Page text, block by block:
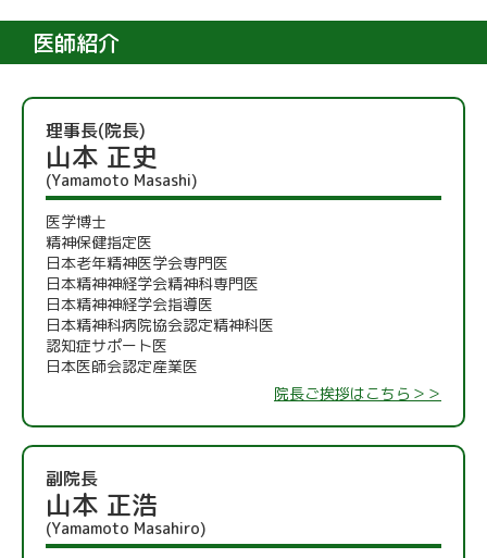
医師紹介
理事長(院長)
山本 正史
(Yamamoto Masashi)
医学博士
精神保健指定医
日本老年精神医学会専門医
日本精神神経学会精神科専門医
日本精神神経学会指導医
日本精神科病院協会認定精神科医
認知症サポート医
日本医師会認定産業医
院長ご挨拶はこちら＞＞
副院長
山本 正浩
(Yamamoto Masahiro)